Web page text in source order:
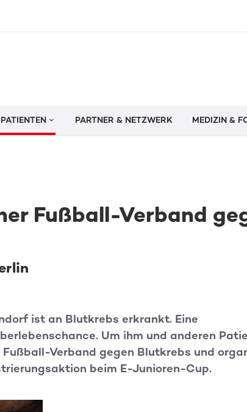
PARTNER & NETZWERK MEDIZIN &
Fußball-Verband
ist an Blutkrebs erkrankt. Eine
Um ihm und anderen
Verband gegen Blutkrebs und
beim E-Junioren-Cup.